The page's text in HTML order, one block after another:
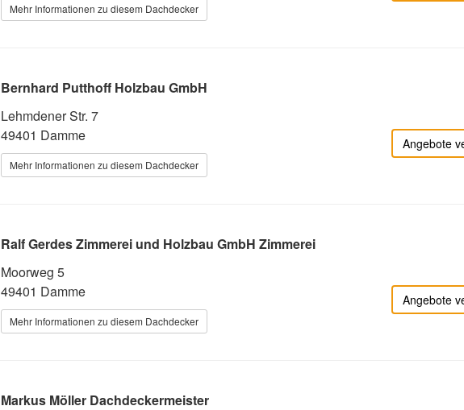
Mehr Informationen zu diesem Dachdecker
Bernhard Putthoff Holzbau GmbH
Lehmdener Str. 7
49401 Damme
Mehr Informationen zu diesem Dachdecker
Angebote
Ralf Gerdes Zimmerei und Holzbau GmbH Zimmerei
Moorweg 5
49401 Damme
Mehr Informationen zu diesem Dachdecker
Angebote
Markus Möller Dachdeckermeister